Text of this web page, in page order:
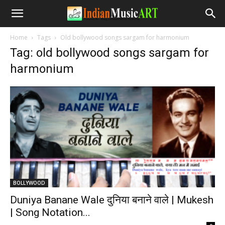
Home Tags Old bollywood songs sargam for harmonium
Tag: old bollywood songs sargam for
harmonium
BOLLYWOOD
Duniya Banane Wale दुनिया बनाने वाले | Mukesh
| Song Notation...